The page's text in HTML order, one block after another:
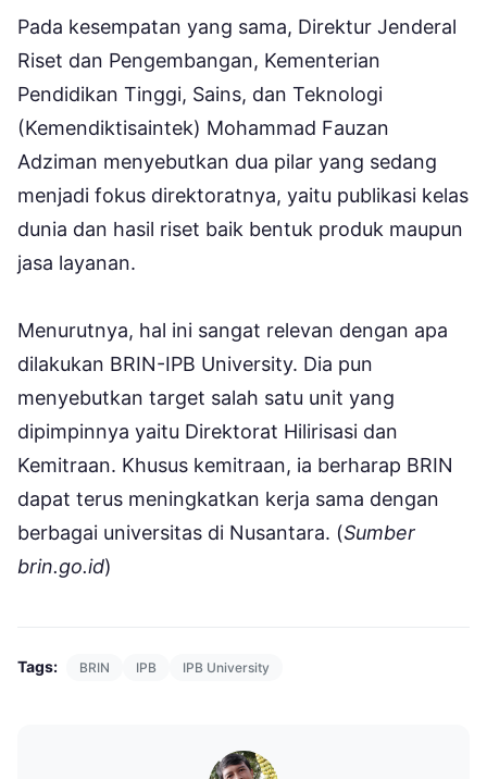
Pada kesempatan yang sama, Direktur Jenderal
Riset dan Pengembangan, Kementerian
Pendidikan Tinggi, Sains, dan Teknologi
(Kemendiktisaintek) Mohammad Fauzan
Adziman menyebutkan dua pilar yang sedang
menjadi fokus direktoratnya, yaitu publikasi kelas
dunia dan hasil riset baik bentuk produk maupun
jasa layanan.
Menurutnya, hal ini sangat relevan dengan apa
dilakukan BRIN-IPB University. Dia pun
menyebutkan target salah satu unit yang
dipimpinnya yaitu Direktorat Hilirisasi dan
Kemitraan. Khusus kemitraan, ia berharap BRIN
dapat terus meningkatkan kerja sama dengan
berbagai universitas di Nusantara. (Sumber
brin.go.id)
Tags: BRIN IPB IPB University